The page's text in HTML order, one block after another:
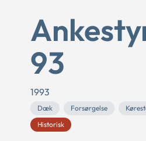
93
1993
Dæk Forsørgelse
Historisk